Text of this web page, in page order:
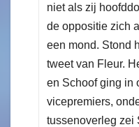
niet als zij
de oppositie zich
een mond. Stond
tweet van Fleur.
en Schoof ging in
vicepremiers,
tussenoverleg zei